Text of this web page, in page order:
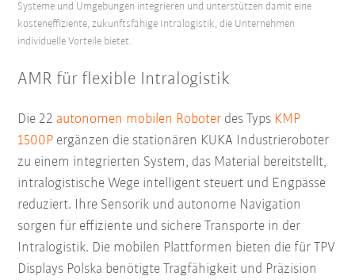
AMR für flexible Intralogistik
Die 22 autonomen mobilen Roboter des Typs KMP
1500P ergänzen die stationären KUKA Industrieroboter
zu einem integrierten System, das Material bereitstellt,
intralogistische Wege intelligent steuert und Engpässe
reduziert. Ihre Sensorik und autonome Navigation
sorgen für effiziente und sichere Transporte in der
Intralogistik. Die mobilen Plattformen bieten die für TPV
Displays Polska benötigte Tragfähigkeit und Präzision
Systeme und Umgebungen integrieren und unterstützen damit eine
kosteneffiziente, zukunftsfähige Intralogistik, die Unternehmen
individuelle Vorteile bietet.